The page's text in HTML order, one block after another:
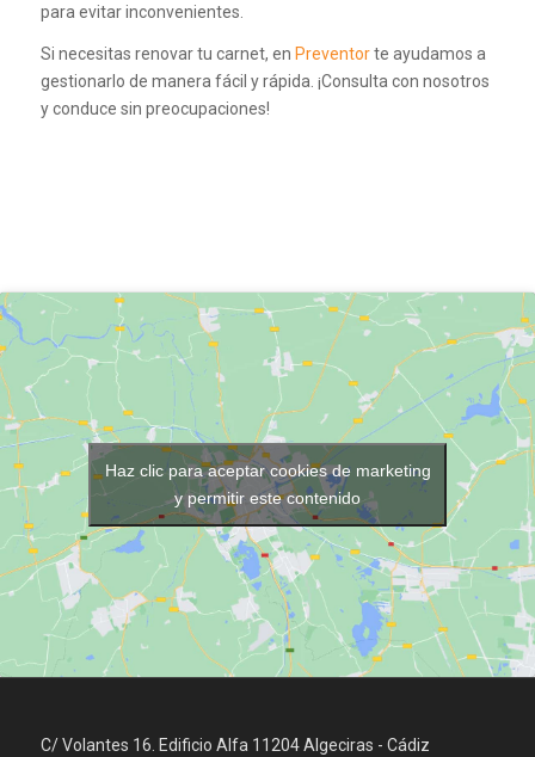
para evitar inconvenientes.
Si necesitas renovar tu carnet, en Preventorte ayudamos a
gestionarlo de manera fácil y rápida. ¡Consulta con nosotros
y conduce sin preocupaciones!
Haz clic para aceptar cookies de marketing
y permitir este contenido
C/ Volantes 16. Edificio Alfa 11204 Algeciras - Cádiz